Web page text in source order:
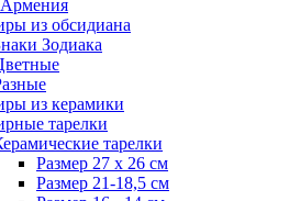
из обсидиана
Зодиака
из керамики
тарелки
тарелки
Размер 27 х 26 см
Размер 21-18,5 см